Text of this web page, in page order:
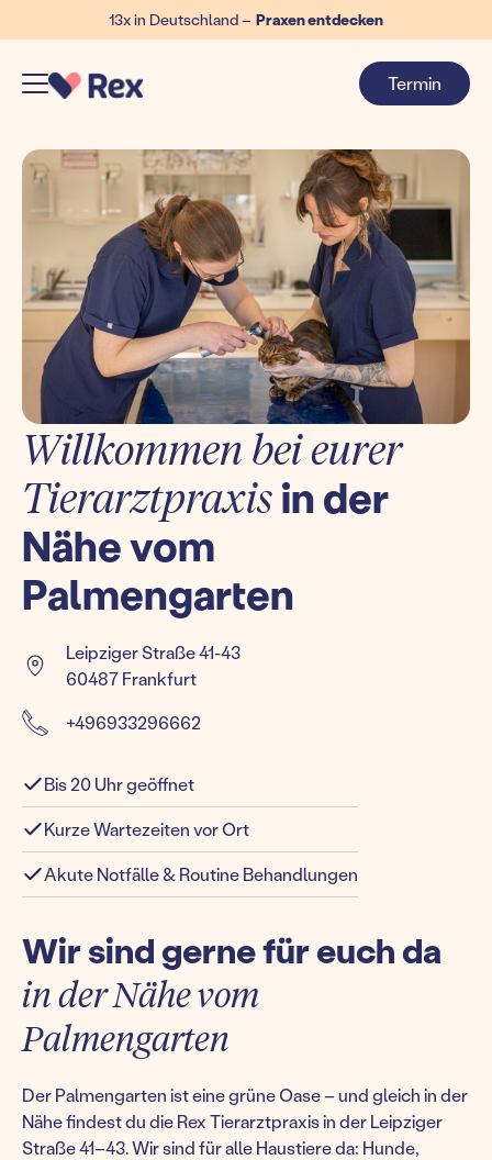
13x in Deutschland – Praxen entdecken
Termin
Willkommen bei eurer
Tierarztpraxisin der
Nähe vom
Palmengarten
Leipziger Straße 41-43
60487 Frankfurt
+496933296662
Bis 20 Uhr geöffnet
Kurze Wartezeiten vor Ort
Akute Notfälle & Routine Behandlungen
Wir sind gerne für euch da
in der Nähe vom
Palmengarten
Der Palmengarten ist eine grüne Oase – und gleich in der
Nähe findest du die Rex Tierarztpraxis in der Leipziger
Straße 41–43. Wir sind für alle Haustiere da: Hunde,